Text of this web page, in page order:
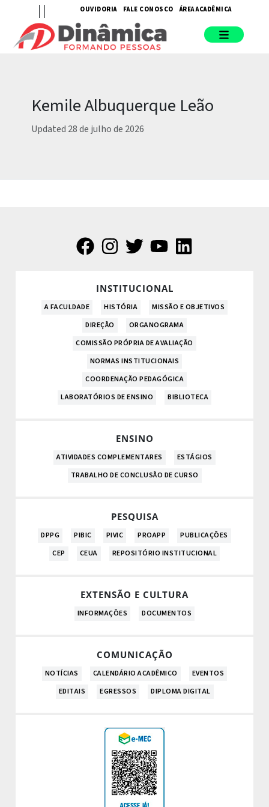
OUVIDORIA FALE CONOSCO ÁREA ACADÊMICA
Kemile Albuquerque Leão
Updated 28 de julho de 2026
INSTITUCIONAL
A FACULDADE HISTÓRIA
MISSÃO E OBJETIVOS
DIREÇÃO
ORGANOGRAMA
COMISSÃO PRÓPRIA DE AVALIAÇÃO
NORMAS INSTITUCIONAIS
COORDENAÇÃO PEDAGÓGICA
LABORATÓRIOS DE ENSINO
BIBLIOTECA
ENSINO
ATIVIDADES COMPLEMENTARES
ESTÁGIOS
TRABALHO DE CONCLUSÃO DE CURSO
PESQUISA
DPPG PIBIC PIVIC PROAPP
PUBLICAÇÕES
CEP
CEUA REPOSITÓRIO INSTITUCIONAL
EXTENSÃO E CULTURA
INFORMAÇÕES DOCUMENTOS
COMUNICAÇÃO
NOTÍCIAS CALENDÁRIO ACADÊMICO
EVENTOS
EDITAIS
EGRESSOS DIPLOMA DIGITAL